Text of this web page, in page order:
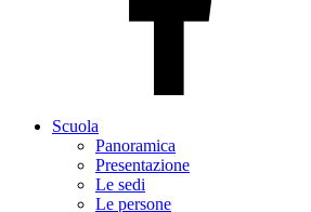
Scuola
Panoramica
Presentazione
Le sedi
Le persone